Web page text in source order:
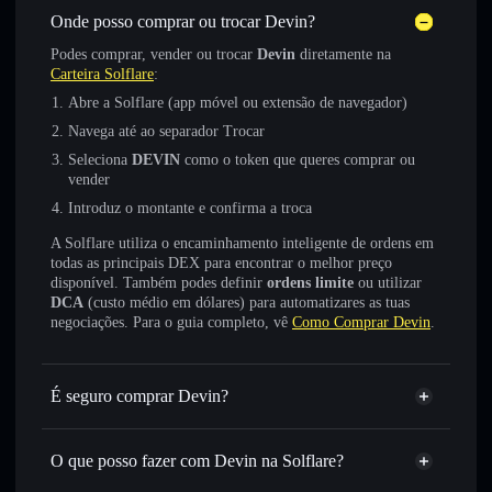
Onde posso comprar ou trocar Devin?
Podes comprar, vender ou trocar Devin diretamente na
Carteira Solflare:
Abre a Solflare (app móvel ou extensão de navegador)
Navega até ao separador Trocar
Seleciona DEVIN como o token que queres comprar ou
vender
Introduz o montante e confirma a troca
A Solflare utiliza o encaminhamento inteligente de ordens em
todas as principais DEX para encontrar o melhor preço
disponível. Também podes definir ordens limite ou utilizar
DCA (custo médio em dólares) para automatizares as tuas
negociações. Para o guia completo, vê Como Comprar Devin.
É seguro comprar Devin?
Devin token verificado
O que posso fazer com Devin na Solflare?